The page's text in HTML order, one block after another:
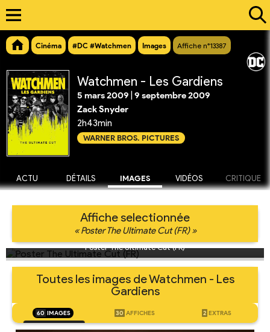
Cinéma #DC #Watchmen Images Affiche n°13387
Watchmen - Les Gardiens
5 mars 2009 9 septembre 2009
Zack Snyder
2h43min
WARNER BROS. PICTURES
ACTU DÉTAILS IMAGES VIDÉOS CRITIQUE
Affiche selectionnée
« Poster The Ultimate Cut (FR) »
Poster The Ultimate Cut (FR)
Toutes les images de Watchmen - Les
Gardiens
60 IMAGES 30 AFFICHES 2 EXTRAS